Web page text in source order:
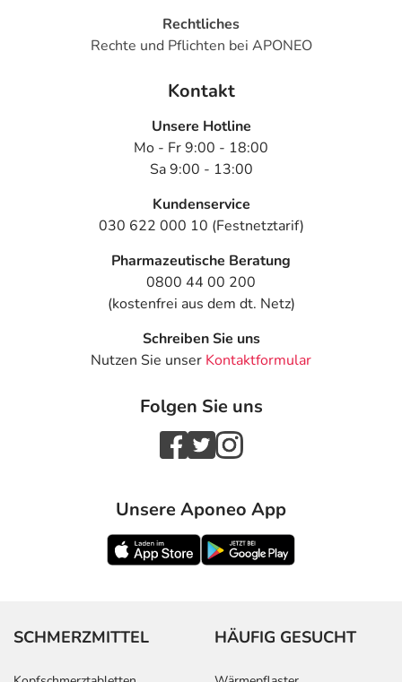
Rechtliches
Rechte und Pflichten bei APONEO
Kontakt
Unsere Hotline
Mo - Fr 9:00 - 18:00
Sa 9:00 - 13:00
Kundenservice
030 622 000 10 (Festnetztarif)
Pharmazeutische Beratung
0800 44 00 200
(kostenfrei aus dem dt. Netz)
Schreiben Sie uns
Nutzen Sie unser Kontaktformular
Folgen Sie uns
Unsere Aponeo App
SCHMERZMITTEL HÄUFIG GESUCHT